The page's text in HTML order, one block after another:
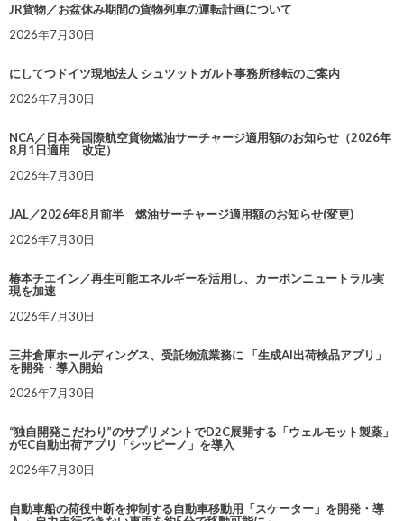
JR貨物／お盆休み期間の貨物列車の運転計画について
2026年7月30日
にしてつドイツ現地法人 シュツットガルト事務所移転のご案内
2026年7月30日
NCA／日本発国際航空貨物燃油サーチャージ適用額のお知らせ（2026年
8月1日適用 改定）
2026年7月30日
JAL／2026年8月前半 燃油サーチャージ適用額のお知らせ(変更)
2026年7月30日
椿本チエイン／再生可能エネルギーを活用し、カーボンニュートラル実
現を加速
2026年7月30日
三井倉庫ホールディングス、受託物流業務に 「生成AI出荷検品アプリ」
を開発・導入開始
2026年7月30日
“独自開発こだわり”のサプリメントでD2C展開する「ウェルモット製薬」
がEC自動出荷アプリ「シッピーノ」を導入
2026年7月30日
自動車船の荷役中断を抑制する自動車移動用「スケーター」を開発・導